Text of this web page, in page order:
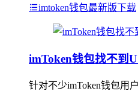
imtoken钱包最新版下载
imToken钱包找不到
针对不少imToken钱包用